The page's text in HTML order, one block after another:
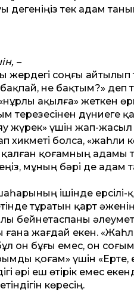
дегеніңіз тек адам
–
соңғы айтылып
не бақтым?» деп
ақылға» жеткен
терезесінен дүниеге
жүрек» үшін жап-
хикметі болса, «жаһли
қоғамның адамы
мұның бәрі де адам
ішінде ерсілі-
тұратын қарт
бейнетаспаны
ғана жағдай екен.
он бұғы емес, он
қоғам» үшін «Ерте,
әрі еш өтірік емес
көресің.